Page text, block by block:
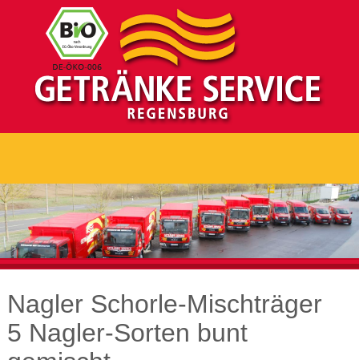
Nagler Schorle-Mischträger
5 Nagler-Sorten bunt